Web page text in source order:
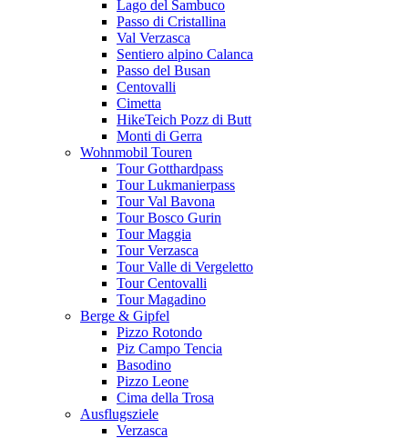
Lago del Sambuco
Passo di Cristallina
Val Verzasca
Sentiero alpino Calanca
Passo del Busan
Centovalli
Cimetta
HikeTeich Pozz di Butt
Monti di Gerra
Wohnmobil Touren
Tour Gotthardpass
Tour Lukmanierpass
Tour Val Bavona
Tour Bosco Gurin
Tour Maggia
Tour Verzasca
Tour Valle di Vergeletto
Tour Centovalli
Tour Magadino
Berge & Gipfel
Pizzo Rotondo
Piz Campo Tencia
Basodino
Pizzo Leone
Cima della Trosa
Ausflugsziele
Verzasca